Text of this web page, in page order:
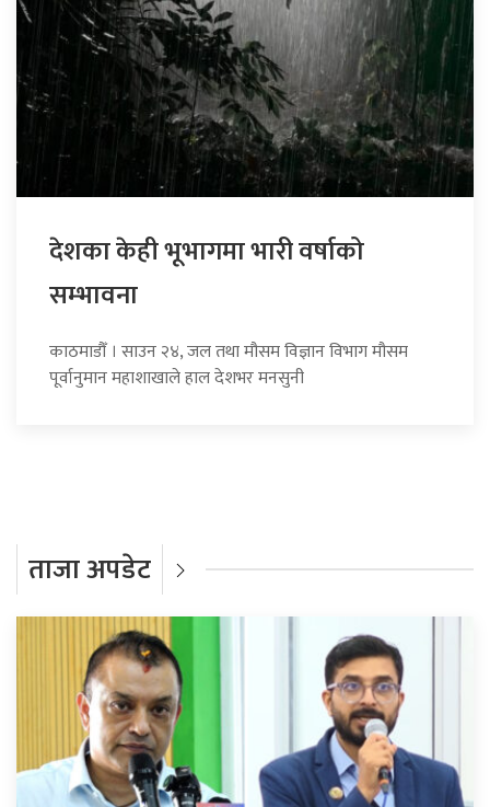
देशका केही भूभागमा भारी वर्षाको
सम्भावना
काठमाडौँ । साउन २४, जल तथा मौसम विज्ञान विभाग मौसम
पूर्वानुमान महाशाखाले हाल देशभर मनसुनी
ताजा अपडेट